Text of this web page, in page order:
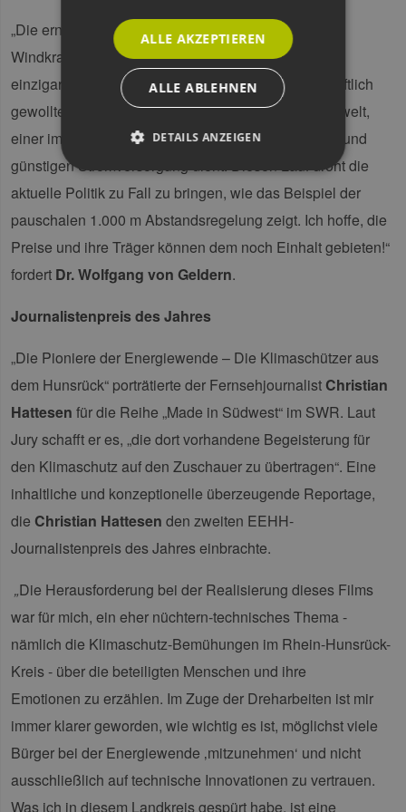
„Die erneuerbaren Energien, und hier vor allem die
Windkraft, haben seit 1991 in Deutschland einen
einzigartigen, politisch begünstigten und gesellschaftlich
gewollten ‚Lauf‘ gehabt, der dem Klima und der Umwelt,
einer importunabhängigen, ressourcenschonenden und
günstigen Stromversorgung dient. Diesen Lauf droht die
aktuelle Politik zu Fall zu bringen, wie das Beispiel der
pauschalen 1.000 m Abstandsregelung zeigt. Ich hoffe, die
Preise und ihre Träger können dem noch Einhalt gebieten!“
fordert Dr. Wolfgang von Geldern.
Journalistenpreis des Jahres
„Die Pioniere der Energiewende – Die Klimaschützer aus
dem Hunsrück“ porträtierte der Fernsehjournalist Christian
Hattesen für die Reihe „Made in Südwest“ im SWR. Laut
Jury schafft er es, „die dort vorhandene Begeisterung für
den Klimaschutz auf den Zuschauer zu übertragen“. Eine
inhaltliche und konzeptionelle überzeugende Reportage,
die Christian Hattesen den zweiten EEHH-
Journalistenpreis des Jahres einbrachte.
„Die Herausforderung bei der Realisierung dieses Films
war für mich, ein eher nüchtern-technisches Thema -
nämlich die Klimaschutz-Bemühungen im Rhein-Hunsrück-
Kreis - über die beteiligten Menschen und ihre
Emotionen zu erzählen. Im Zuge der Dreharbeiten ist mir
immer klarer geworden, wie wichtig es ist, möglichst viele
Bürger bei der Energiewende ‚mitzunehmen‘ und nicht
ausschließlich auf technische Innovationen zu vertrauen.
Was ich in diesem Landkreis gespürt habe, ist eine
ALLE AKZEPTIEREN
ALLE ABLEHNEN
DETAILS ANZEIGEN
Funktionalität
Unbedingt erforderliche Cookies ermöglichen
wesentliche Kernfunktionen der Website wie die
Ohne die unbedingt erforderlichen Cookies
kann die Website nicht ordnungsgemäß
Provider /
Domäne
PHPSESSID
PHP.net
www.erneuerbare-
energien-
hamburg.de
Sitzung
contao_csrf_token
energien-
CookieScriptConsent
CookieScript
www.erneuerbare-
2 Monate 4
Wochen